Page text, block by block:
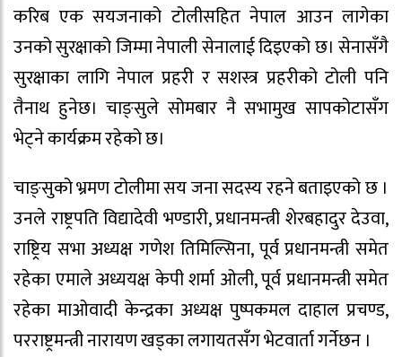
करिब एक सयजनाको टोलीसहित नेपाल आउन लागेका
उनको सुरक्षाको जिम्मा नेपाली सेनालाई दिइएको छ। सेनासँगै
सुरक्षाका लागि नेपाल प्रहरी र सशस्त्र प्रहरीको टोली पनि
तैनाथ हुनेछ। चाङ्सुले सोमबार नै सभामुख सापकोटासँग
भेट्ने कार्यक्रम रहेको छ।
चाङ्सुको भ्रमण टोलीमा सय जना सदस्य रहने बताइएको छ ।
उनले राष्ट्रपति विद्यादेवी भण्डारी, प्रधानमन्त्री शेरबहादुर देउवा,
राष्ट्रिय सभा अध्यक्ष गणेश तिमिल्सिना, पूर्व प्रधानमन्त्री समेत
रहेका एमाले अध्ययक्ष केपी शर्मा ओली, पूर्व प्रधानमन्त्री समेत
रहेका माओवादी केन्द्रका अध्यक्ष पुष्पकमल दाहाल प्रचण्ड,
परराष्ट्रमन्त्री नारायण खड्का लगायतसँग भेटवार्ता गर्नेछन ।